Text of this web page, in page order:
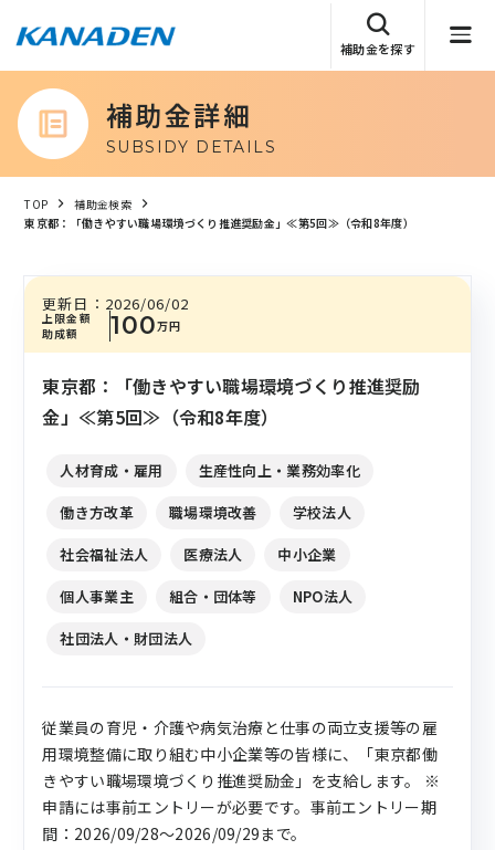
補助金を探す
補助金詳細
SUBSIDY DETAILS
TOP
補助金検索
東京都：「働きやすい職場環境づくり推進奨励金」≪第5回≫（令和8年度）
上限金額
助成額
100万円
更新日： 2026/06/02
東京都：「働きやすい職場環境づくり推進奨励
金」≪第5回≫（令和8年度）
人材育成・雇用
生産性向上・業務効率化
働き方改革
職場環境改善
学校法人
社会福祉法人
医療法人
中小企業
個人事業主
組合・団体等
NPO法人
社団法人・財団法人
従業員の育児・介護や病気治療と仕事の両立支援等の雇
用環境整備に取り組む中小企業等の皆様に、「東京都働
きやすい職場環境づくり推進奨励金」を支給します。 ※
申請には事前エントリーが必要です。事前エントリー期
間：2026/09/28～2026/09/29まで。